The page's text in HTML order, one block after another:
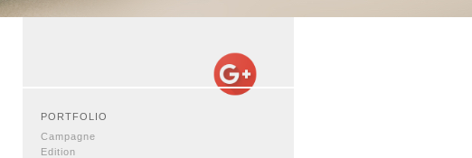
PORTFOLIO
Campagne
Edition